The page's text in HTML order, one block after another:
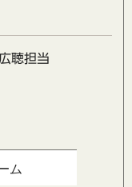
聴担当